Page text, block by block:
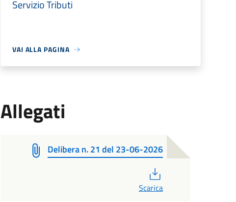
Servizio Tributi
VAI ALLA PAGINA
Allegati
Delibera n. 21 del 23-06-2026
Scarica